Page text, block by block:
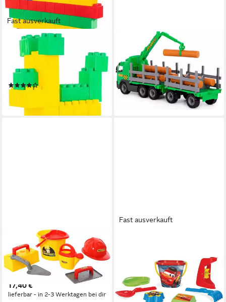
Fast ausverkauft
WADER QUALITY TOYS
Bausteine Bausteinblock XXL
Spielbausteine, (72 St)
108,90 €
lieferbar - in 2-3 Werktagen bei dir
WADER QUALITY TOYS
Spielzeug-LKW Lastwagen
Holztransporter mit Anhänger
31,98 €
lieferbar - in 2-3 Werktagen bei dir
WADER QUALITY TOYS
Sandform-Set Maurerset 7-tlg
Eimergarnitur
Maurerwerkzeug, (Set)
17,40 €
lieferbar - in 2-3 Werktagen bei dir
Fast ausverkauft
Spielzeug Sandspielzeug-Set
Disney CARS McQueen Eimer
Forme
13,99 €